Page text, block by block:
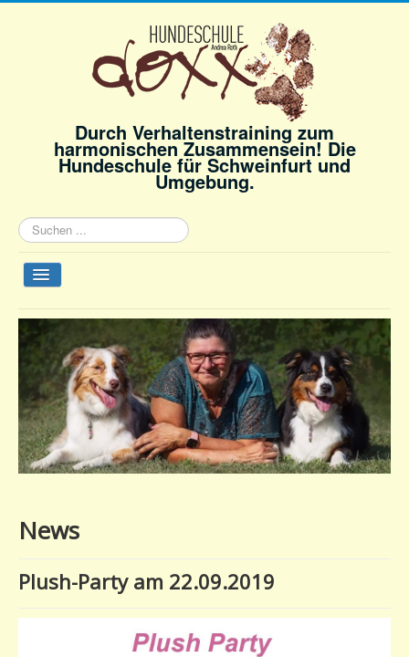
Durch Verhaltenstraining zum
harmonischen Zusammensein! Die
Hundeschule für Schweinfurt und
Umgebung.
Suchen
...
Navigation
an/aus
Startseite
Angebot
Andrea Roth
Gästebuch
News
Shop
News
Plush-Party am 22.09.2019